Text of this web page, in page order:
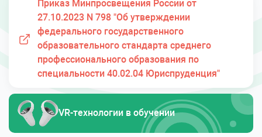
Приказ Минпросвещения России от
27.10.2023 N 798 "Об утверждении
федерального государственного
образовательного стандарта среднего
профессионального образования по
специальности 40.02.04 Юриспруденция"
VR-технологии в обучении